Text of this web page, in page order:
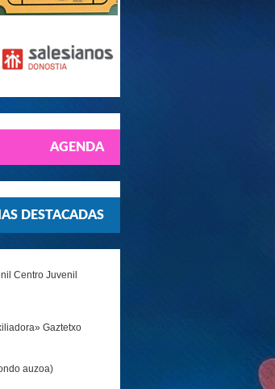
AGENDA
DESTACADAS
Centro Juvenil
Gaztetxo
auzoa)